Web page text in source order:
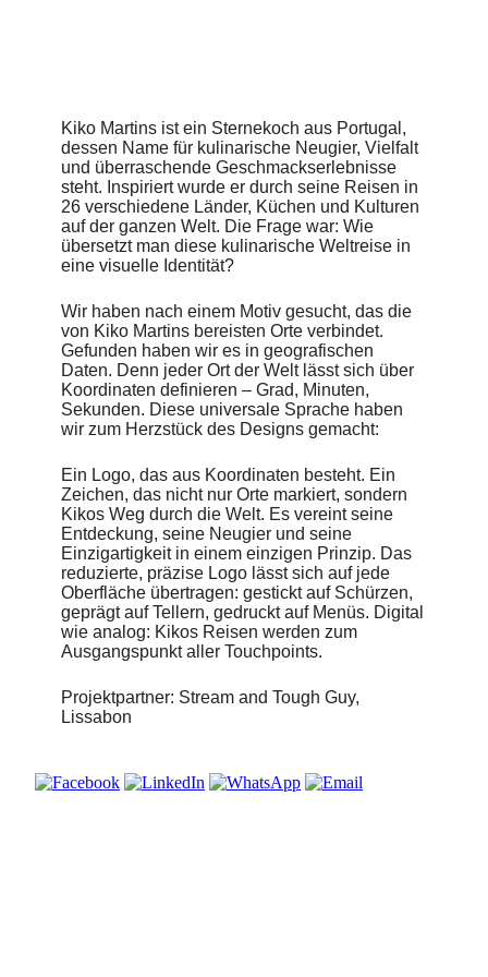
Kiko Martins ist ein Sternekoch aus Portugal,
dessen Name für kulinarische Neugier, Vielfalt
und überraschende Geschmackserlebnisse
steht. Inspiriert wurde er durch seine Reisen in
26 verschiedene Länder, Küchen und Kulturen
auf der ganzen Welt. Die Frage war: Wie
übersetzt man diese kulinarische Weltreise in
eine visuelle Identität?
Wir haben nach einem Motiv gesucht, das die
von Kiko Martins bereisten Orte verbindet.
Gefunden haben wir es in geografischen
Daten. Denn jeder Ort der Welt lässt sich über
Koordinaten definieren – Grad, Minuten,
Sekunden. Diese universale Sprache haben
wir zum Herzstück des Designs gemacht:
Ein Logo, das aus Koordinaten besteht. Ein
Zeichen, das nicht nur Orte markiert, sondern
Kikos Weg durch die Welt. Es vereint seine
Entdeckung, seine Neugier und seine
Einzigartigkeit in einem einzigen Prinzip. Das
reduzierte, präzise Logo lässt sich auf jede
Oberfläche übertragen: gestickt auf Schürzen,
geprägt auf Tellern, gedruckt auf Menüs. Digital
wie analog: Kikos Reisen werden zum
Ausgangspunkt aller Touchpoints.
Projektpartner: Stream and Tough Guy,
Lissabon